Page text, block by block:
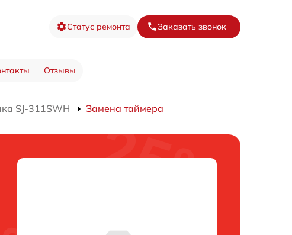
Статус ремонта Заказать звонок
Отзывы
SJ-311SWH Замена таймера